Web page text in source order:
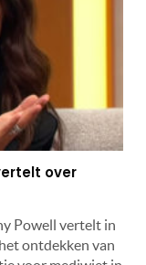
over
Powell vertelt in
ontdekken van